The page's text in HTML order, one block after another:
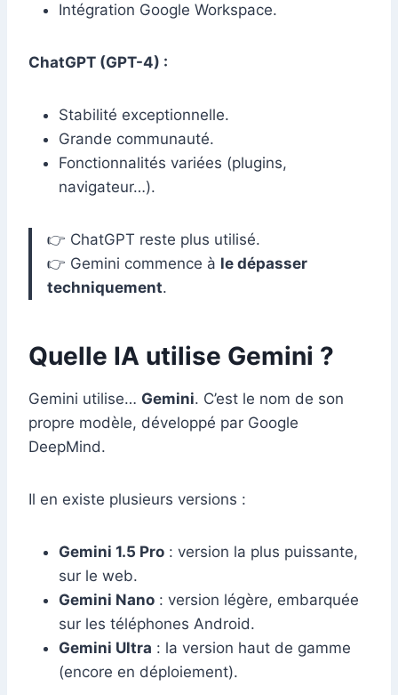
Intégration Google Workspace.
ChatGPT (GPT-4) :
Stabilité exceptionnelle.
Grande communauté.
Fonctionnalités variées (plugins,
navigateur…).
👉 ChatGPT reste plus utilisé.
👉 Gemini commence à le dépasser
techniquement.
Quelle IA utilise Gemini ?
Gemini utilise… Gemini. C’est le nom de son
propre modèle, développé par Google
DeepMind.
Il en existe plusieurs versions :
Gemini 1.5 Pro : version la plus puissante,
sur le web.
Gemini Nano : version légère, embarquée
sur les téléphones Android.
Gemini Ultra : la version haut de gamme
(encore en déploiement).